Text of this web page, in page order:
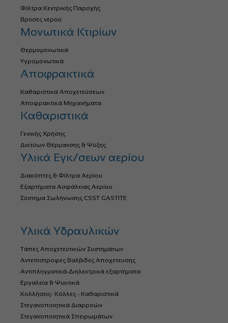
Φίλτρα Κεντρικής Παροχής
Βρύσες νερού
Μονωτικά Κτιρίων
Θερμομονωτικά
Υγρομονωτικά
Αποφρακτικά
Καθαριστικά Αποχετεύσεων
Αποφρακτικά Μηχανήματα
Καθαριστικά
Γενικής Χρήσης
Δικτύων Θέρμανσης & Ψύξης
Υλικά Εγκ/σεων αερίου
Διακόπτες & Φίλτρα Αερίου
Εξαρτήματα Ασφάλειας Αερίου
Σύστημα Σωλήνωσης CSST GASTITE
Υλικά Υδραυλικών
Τάπες Αποχετευτικών Συστημάτων
Αντεπιστροφες Βαλβιδες Αποχετευσης
Αντιπληγματικά-Διηλεκτρικά εξαρτήματα
Εργαλεία & Ψυκτικά
Κολλήσεις- Κόλλες - Καθαριστικά
Στεγανοποιητικά Διαρροών
Στεγανοποιητικά Σπειρωμάτων